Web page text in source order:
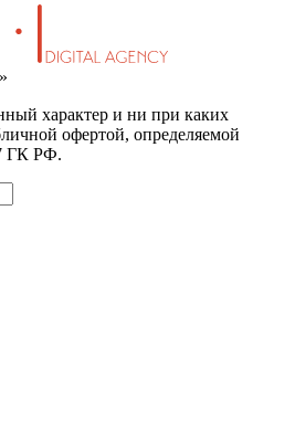
характер и ни при каких
офертой, определяемой
ГК РФ.